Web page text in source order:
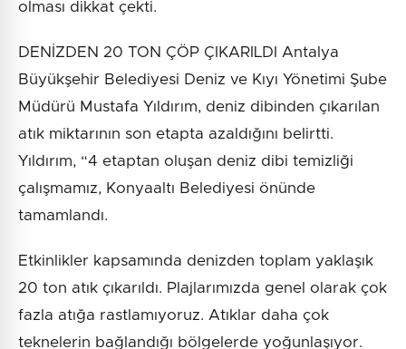
olması dikkat çekti.
DENİZDEN 20 TON ÇÖP ÇIKARILDI Antalya
Büyükşehir Belediyesi Deniz ve Kıyı Yönetimi Şube
Müdürü Mustafa Yıldırım, deniz dibinden çıkarılan
atık miktarının son etapta azaldığını belirtti.
Yıldırım, “4 etaptan oluşan deniz dibi temizliği
çalışmamız, Konyaaltı Belediyesi önünde
tamamlandı.
Etkinlikler kapsamında denizden toplam yaklaşık
20 ton atık çıkarıldı. Plajlarımızda genel olarak çok
fazla atığa rastlamıyoruz. Atıklar daha çok
teknelerin bağlandığı bölgelerde yoğunlaşıyor.